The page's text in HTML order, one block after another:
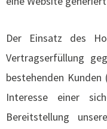
Der Einsatz des
Vertragserfüllung
bestehenden
Interesse einer
Bereitstellung